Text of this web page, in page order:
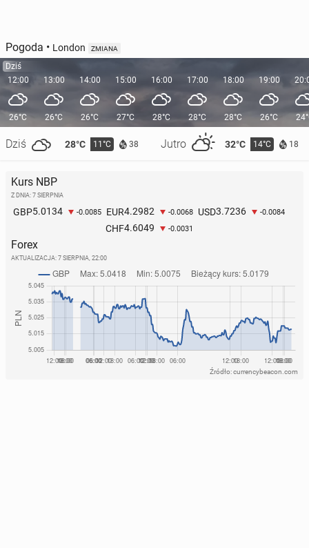
Pogoda • London ZMIANA
Dziś
12:00
26°C
Dziś 28°C 11°C 38 Jutro 32°C 14°C 18
13:00
26°C
14:00
26°C
15:00
27°C
16:00
28°C
17:00
28°C
18:00
28°C
19:00
26°C
Kurs NBP
Z DNIA: 7 SIERPNIA
GBP5.0134 -0.0085 EUR4.2982 -0.0068 USD3.7236 -0.0084
CHF4.6049 -0.0031
Forex
AKTUALIZACJA: 7 SIERPNIA, 22:00
Źródło: currencybeacon.com